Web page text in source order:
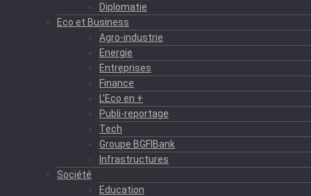
Diplomatie
Eco et Business
Agro-industrie
Energie
Entreprises
Finance
L’Eco en +
Publi-reportage
Tech
Groupe BGFIBank
Infrastructures
Société
Education